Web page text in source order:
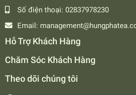
Số điện thoại: 02837978230
Email:
Hỗ Trợ Khách Hàng
Chăm Sóc Khách Hàng
Theo dõi chúng tôi